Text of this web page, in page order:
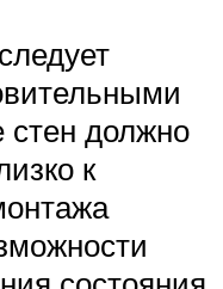
стен должно
к